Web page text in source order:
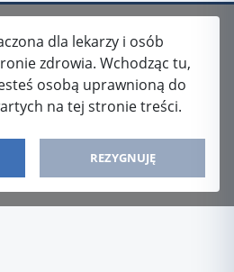
dla lekarzy i osób
zdrowia. Wchodząc tu,
osobą uprawnioną do
na tej stronie treści.
REZYGNUJĘ